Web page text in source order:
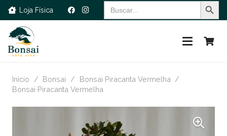
Loja Física
Search
for:
Início / Bonsai / Bonsai Piracanta Vermelha /
Bonsai Piracanta Vermelha